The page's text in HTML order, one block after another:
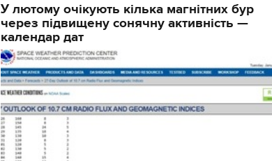
У лютому очікують кілька магнітних бур
через підвищену сонячну активність —
календар дат